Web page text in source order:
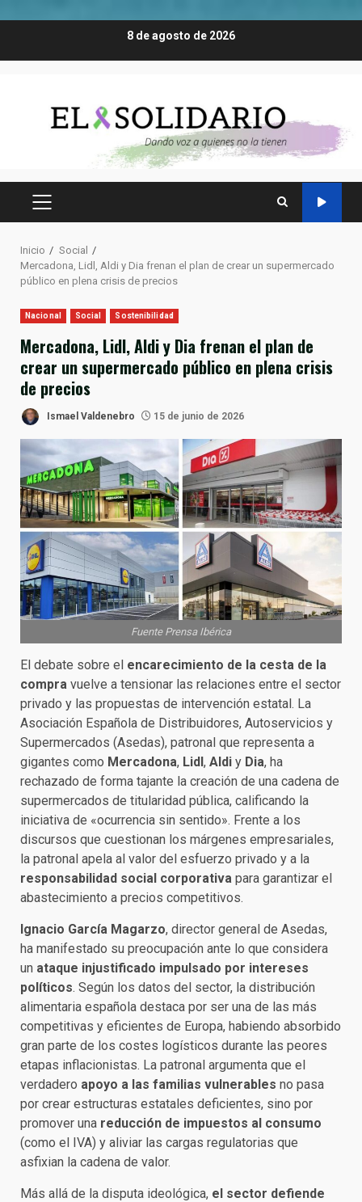
8 de agosto de 2026
MENÚ
Inicio
Social
Mercadona, Lidl, Aldi y Dia frenan el plan de crear un supermercado
público en plena crisis de precios
Nacional Social Sostenibilidad
Mercadona, Lidl, Aldi y Dia frenan el plan de
crear un supermercado público en plena crisis
de precios
Ismael Valdenebro 15 de junio de 2026
Fuente Prensa Ibérica
El debate sobre el encarecimiento de la cesta de la
compra vuelve a tensionar las relaciones entre el sector
privado y las propuestas de intervención estatal. La
Asociación Española de Distribuidores, Autoservicios y
Supermercados (Asedas), patronal que representa a
gigantes como Mercadona, Lidl, Aldi y Dia, ha
rechazado de forma tajante la creación de una cadena de
supermercados de titularidad pública, calificando la
iniciativa de «ocurrencia sin sentido». Frente a los
discursos que cuestionan los márgenes empresariales,
la patronal apela al valor del esfuerzo privado y a la
responsabilidad social corporativa para garantizar el
abastecimiento a precios competitivos.
Ignacio García Magarzo, director general de Asedas,
ha manifestado su preocupación ante lo que considera
un ataque injustificado impulsado por intereses
políticos. Según los datos del sector, la distribución
alimentaria española destaca por ser una de las más
competitivas y eficientes de Europa, habiendo absorbido
gran parte de los costes logísticos durante las peores
etapas inflacionistas. La patronal argumenta que el
verdadero apoyo a las familias vulnerables no pasa
por crear estructuras estatales deficientes, sino por
promover una reducción de impuestos al consumo
(como el IVA) y aliviar las cargas regulatorias que
asfixian la cadena de valor.
Más allá de la disputa ideológica, el sector defiende